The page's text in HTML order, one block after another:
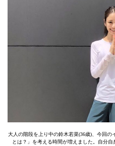
大人の階段を上り中の鈴木若菜(36歳)、今回
とは？」を考える時間が増えました。自分